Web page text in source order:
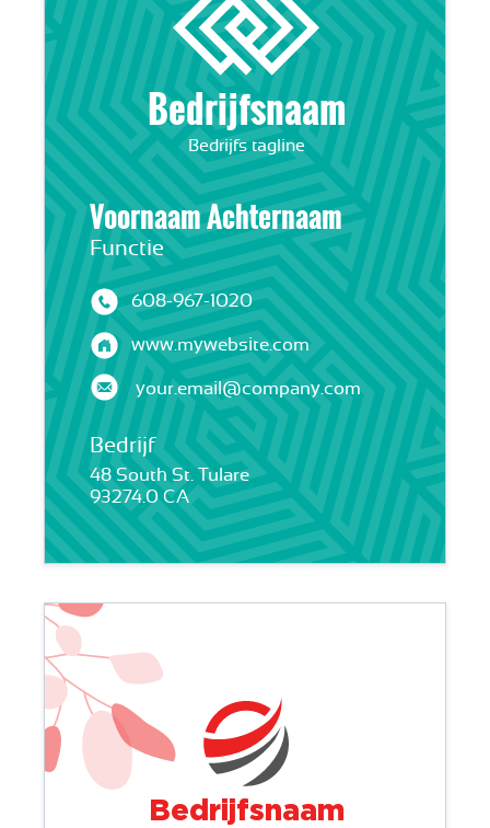
your.email@company.com
Bedrijf
48 South St. Tulare
93274.0 CA
608-967-1020
www.mywebsite.com
Functie
Voornaam Achternaam
Bedrijfsnaam
Bedrijfs tagline
Bedrijfsnaam